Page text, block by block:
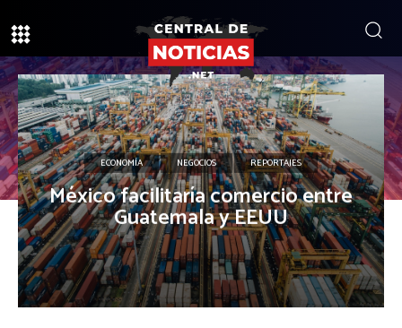
ECONOMÍA NEGOCIOS REPORTAJES
México facilitaría comercio entre
Guatemala y EEUU